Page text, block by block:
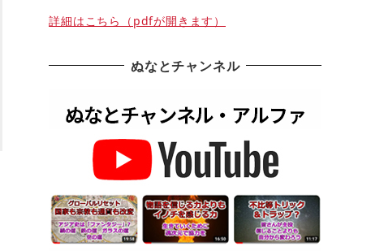
詳細はこちら（pdfが開きます）
ぬなとチャンネル